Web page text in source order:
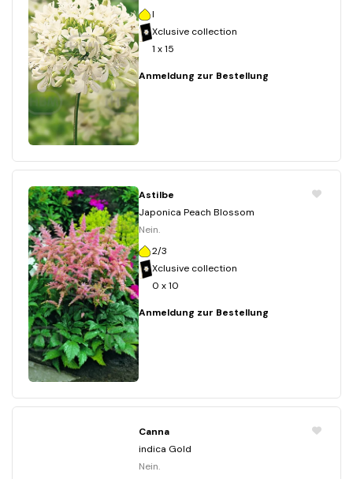
I
Xclusive collection
1 x 15
Anmeldung zur Bestellung
Astilbe
Japonica Peach Blossom
Nein.
2/3
Xclusive collection
0 x 10
Anmeldung zur Bestellung
Canna
indica Gold
Nein.